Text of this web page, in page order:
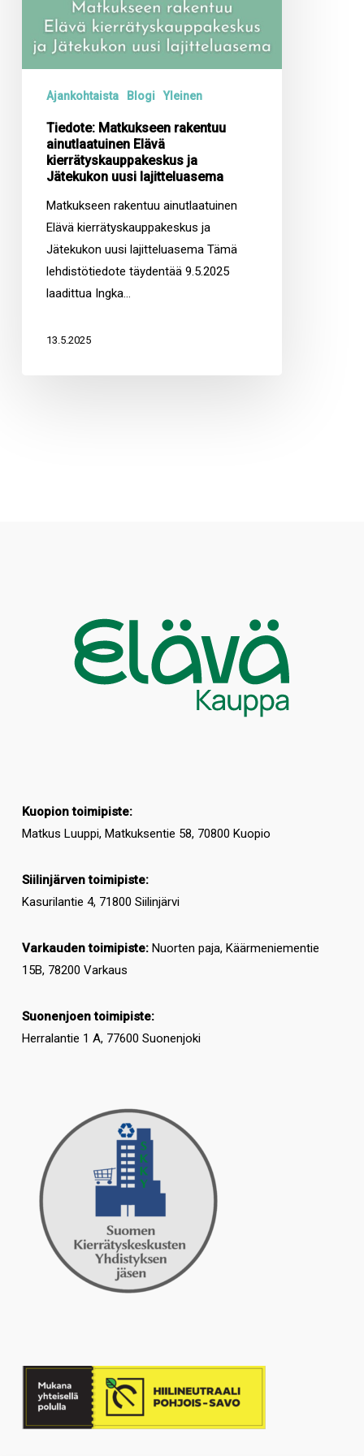
lajitteluasema
Ajankohtaista Blogi Yleinen
Tiedote: Matkukseen rakentuu
ainutlaatuinen Elävä
kierrätyskauppakeskus ja
Jätekukon uusi lajitteluasema
Matkukseen rakentuu ainutlaatuinen
Elävä kierrätyskauppakeskus ja
Jätekukon uusi lajitteluasema Tämä
lehdistötiedote täydentää 9.5.2025
laadittua Ingka…
13.5.2025
Kuopion toimipiste:
Matkus Luuppi, Matkuksentie 58, 70800 Kuopio
Siilinjärven toimipiste:
Kasurilantie 4, 71800 Siilinjärvi
Varkauden toimipiste:Nuorten paja, Käärmeniementie
15B, 78200 Varkaus
Suonenjoen toimipiste:
Herralantie 1 A, 77600 Suonenjoki